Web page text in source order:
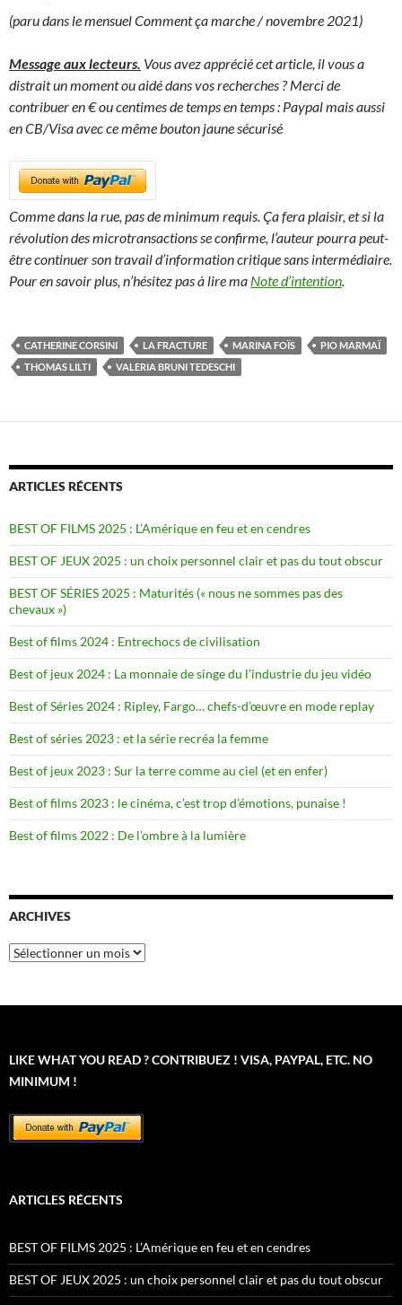
(paru dans le mensuel Comment ça marche / novembre 2021)
Message aux lecteurs. Vous avez apprécié cet article, il vous a
distrait un moment ou aidé dans vos recherches ? Merci de
contribuer en € ou centimes de temps en temps : Paypal mais aussi
en CB/Visa avec ce même bouton jaune sécurisé
Comme dans la rue, pas de minimum requis. Ça fera plaisir, et si la
révolution des microtransactions se confirme, l’auteur pourra peut-
être continuer son travail d’information critique sans intermédiaire.
Pour en savoir plus, n’hésitez pas à lire ma Note d’intention.
CATHERINE CORSINI LA FRACTURE MARINA FOÏS
PIO MARMAÏ
THOMAS LILTI
VALERIA BRUNI TEDESCHI
ARTICLES RÉCENTS
BEST OF FILMS 2025 : L’Amérique en feu et en cendres
BEST OF JEUX 2025 : un choix personnel clair et pas du tout obscur
BEST OF SÉRIES 2025 : Maturités (« nous ne sommes pas des
chevaux »)
Best of films 2024 : Entrechocs de civilisation
Best of jeux 2024 : La monnaie de singe du l’industrie du jeu vidéo
Best of Séries 2024 : Ripley, Fargo… chefs-d’œuvre en mode replay
Best of séries 2023 : et la série recréa la femme
Best of jeux 2023 : Sur la terre comme au ciel (et en enfer)
Best of films 2023 : le cinéma, c’est trop d’émotions, punaise !
Best of films 2022 : De l’ombre à la lumière
ARCHIVES
Archives
LIKE WHAT YOU READ ? CONTRIBUEZ ! VISA, PAYPAL, ETC. NO
MINIMUM !
ARTICLES RÉCENTS
BEST OF FILMS 2025 : L’Amérique en feu et en cendres
BEST OF JEUX 2025 : un choix personnel clair et pas du tout obscur